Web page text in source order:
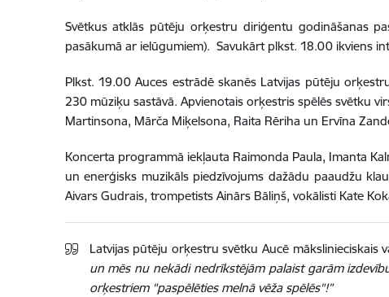
Svētkus atklās pūtēju orķestru diriģentu godināšanas
pasākumā ar ielūgumiem). Savukārt plkst. 18.00 ikviens
Plkst. 19.00 Auces estrādē skanēs Latvijas pūtēju
230 mūziķu sastāvā. Apvienotais orķestris spēlēs svētku
Martinsona, Mārča Miķelsona, Raita Rēriha un Ervīna
Koncerta programmā iekļauta Raimonda Paula, Imanta
un enerģisks muzikāls piedzīvojums dažādu paaudžu
Aivars Gudrais, trompetists Ainārs Bāliņš, vokālisti Kate
Latvijas pūtēju orķestru svētku Aucē mākslinieciskais
un mēs nu nekādi nedrīkstējām palaist garām
orķestriem "paspēlēties melnā vēža spēlēs"!”